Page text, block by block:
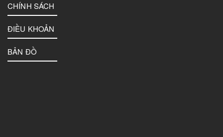
CHÍNH SÁCH
ĐIỀU KHOẢN
BẢN ĐỒ